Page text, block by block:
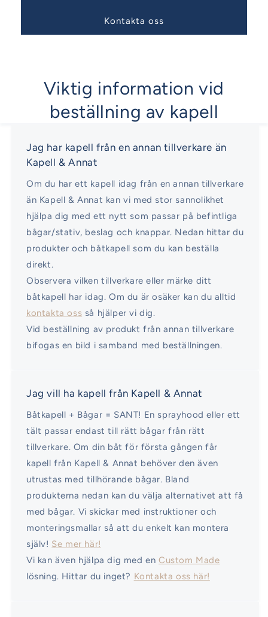
Kontakta oss
Viktig information vid
beställning av kapell
Jag har kapell från en annan tillverkare än
Kapell & Annat
Om du har ett kapell idag från en annan tillverkare
än Kapell & Annat kan vi med stor sannolikhet
hjälpa dig med ett nytt som passar på befintliga
bågar/stativ, beslag och knappar. Nedan hittar du
produkter och båtkapell som du kan beställa
direkt.
Observera vilken tillverkare eller märke ditt
båtkapell har idag. Om du är osäker kan du alltid
kontakta oss så hjälper vi dig.
Vid beställning av produkt från annan tillverkare
bifogas en bild i samband med beställningen.
Jag vill ha kapell från Kapell & Annat
Båtkapell + Bågar = SANT! En sprayhood eller ett
tält passar endast till rätt bågar från rätt
tillverkare. Om din båt för första gången får
kapell från Kapell & Annat behöver den även
utrustas med tillhörande bågar. Bland
produkterna nedan kan du välja alternativet att få
med bågar. Vi skickar med instruktioner och
monteringsmallar så att du enkelt kan montera
själv! Se mer här!
Vi kan även hjälpa dig med enCustom Made
lösning. Hittar du inget? Kontakta oss här!